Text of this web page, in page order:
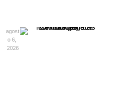
agost
o 6,
2026